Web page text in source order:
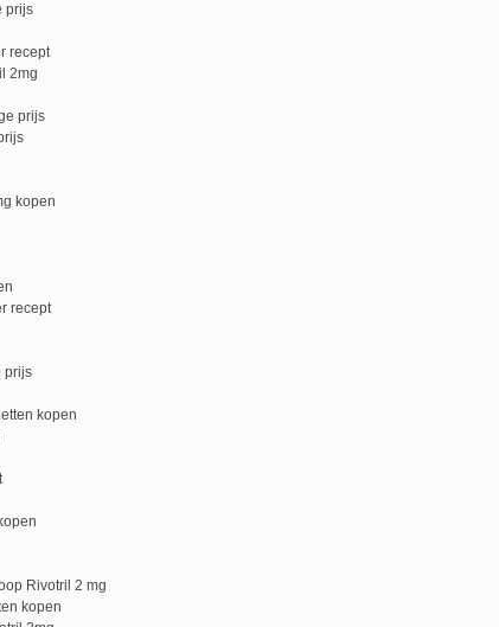
prijs
recept
2mg
prijs
kopen
recept
prijs
kopen
Rivotril 2 mg
kopen